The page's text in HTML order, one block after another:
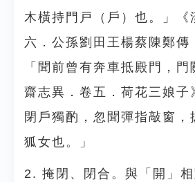
木橫持門戸（戶）也。」《
六．公孫劉田王楊蔡陳鄭傳
「聞前曾有奔車抵殿門，
齋志異．卷五．荷花三娘子
閉戶獨酌，忽聞彈指敲窗，
狐女也。」
2. 掩閉、閉合。與「開」